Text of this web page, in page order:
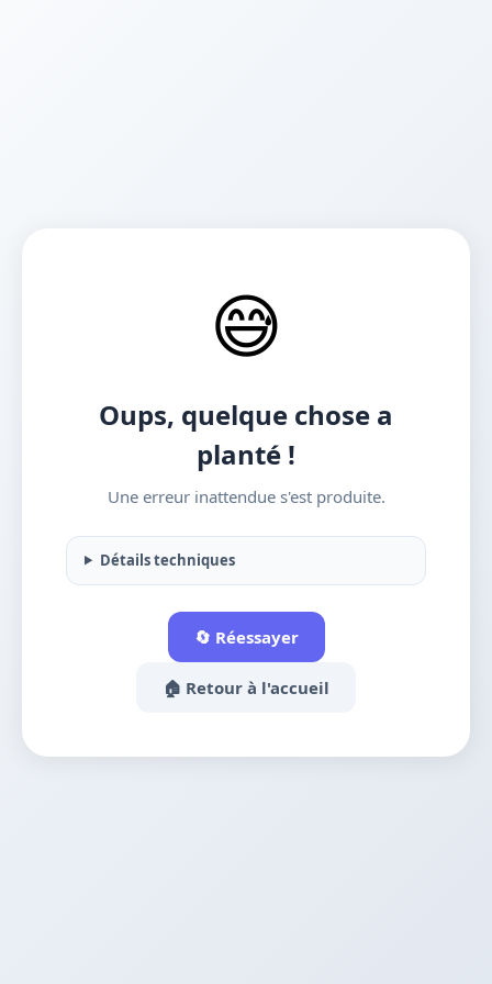
😅
Oups, quelque chose a
planté !
Une erreur inattendue s'est produite.
Détails techniques
🔄 Réessayer
🏠 Retour à l'accueil